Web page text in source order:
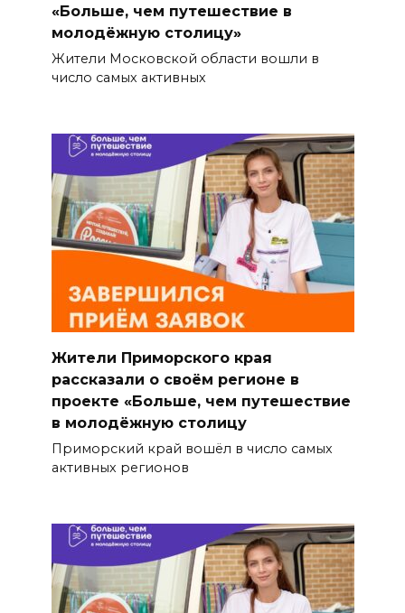
«Больше, чем путешествие в
молодёжную столицу»
Жители Московской области вошли в
число самых активных
Жители Приморского края
рассказали о своём регионе в
проекте «Больше, чем путешествие
в молодёжную столицу
Приморский край вошёл в число самых
активных регионов